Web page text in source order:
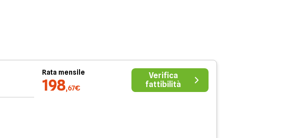
Rata mensile
198,67€
Verifica
fattibilità